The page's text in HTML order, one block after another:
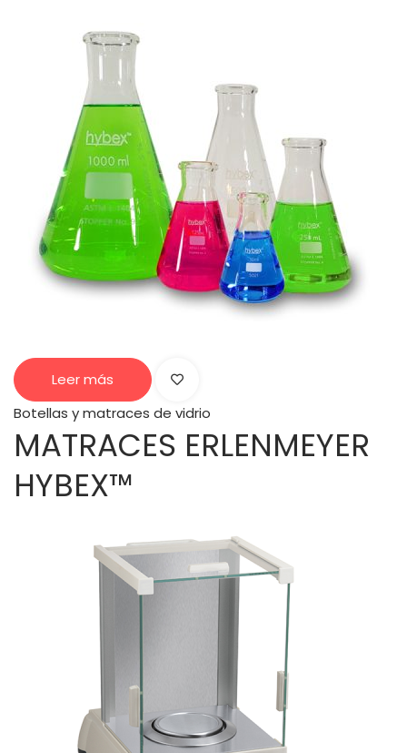
Leer más
Botellas y matraces de vidrio
MATRACES ERLENMEYER
HYBEX™